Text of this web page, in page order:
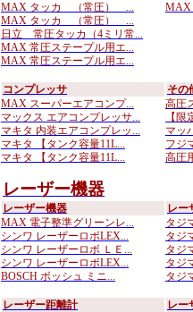
MAX タッカ （常圧） ...
MAX タッカ （常圧） ...
日立 常圧タッカ（4ミリ常...
MAX 常圧ステープル用エ...
MAX 常圧ステープル用エ...
MAX
コンプレッサ
MAX スーパーエアコンプ...
マックス エアコンプレッサ...
マキタ 内装エアコンプレッ...
マキタ 【タンク容量11L...
マキタ 【タンク容量11L...
その
高圧
【
マッ
フジ
高圧
レーザー機器
レーザー機器
MAX 電子整準グリーンレ...
シンワ レーザーロボLEX...
シンワ レーザーロボ ＬＥ...
シンワ レーザーロボLEX...
BOSCH ボッシュ ミニ...
レー
タジ
タジ
タジ
タジ
タジ
レーザー距離計
レー